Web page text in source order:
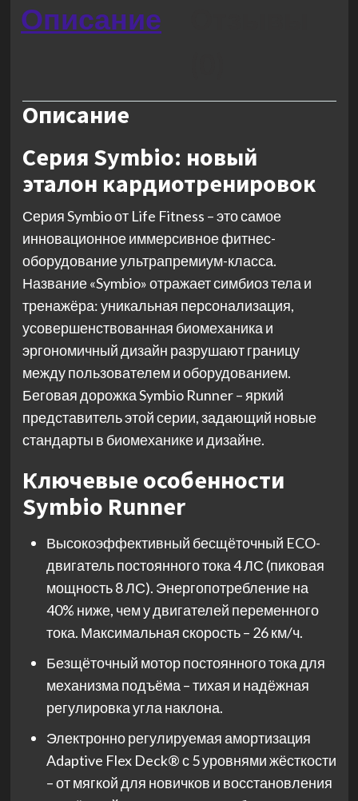
Описание
Описание
Серия Symbio: новый
эталон кардиотренировок
Серия Symbio от Life Fitness – это самое
инновационное иммерсивное фитнес-
оборудование ультрапремиум-класса.
Название «Symbio» отражает симбиоз тела и
тренажёра: уникальная персонализация,
усовершенствованная биомеханика и
эргономичный дизайн разрушают границу
между пользователем и оборудованием.
Беговая дорожка Symbio Runner – яркий
представитель этой серии, задающий новые
стандарты в биомеханике и дизайне.
Ключевые особенности
Symbio Runner
Высокоэффективный бесщёточный ECO-
двигатель постоянного тока 4 ЛС (пиковая
мощность 8 ЛС). Энергопотребление на
40% ниже, чем у двигателей переменного
тока. Максимальная скорость – 26 км/ч.
Безщёточный мотор постоянного тока для
механизма подъёма – тихая и надёжная
регулировка угла наклона.
Электронно регулируемая амортизация
Adaptive Flex Deck® с 5 уровнями жёсткости
– от мягкой для новичков и восстановления